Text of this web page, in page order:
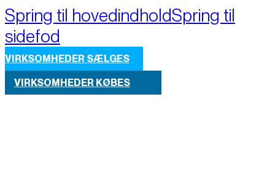
Spring til hovedindholdSpring til
sidefod
VIRKSOMHEDER SÆLGES
VIRKSOMHEDER KØBES